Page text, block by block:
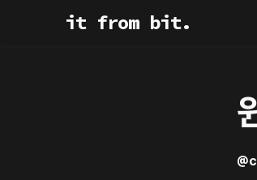
it from bit.
@